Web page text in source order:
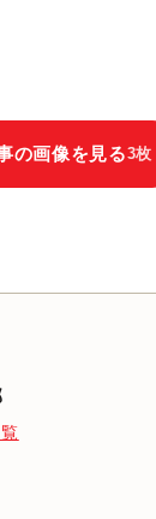
の画像を見る3枚